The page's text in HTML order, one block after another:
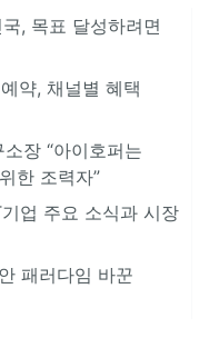
, 목표 달성하려면
약, 채널별 혜택
장 “아이호퍼는
한 조력자”
업 주요 소식과 시장
패러다임 바꾼